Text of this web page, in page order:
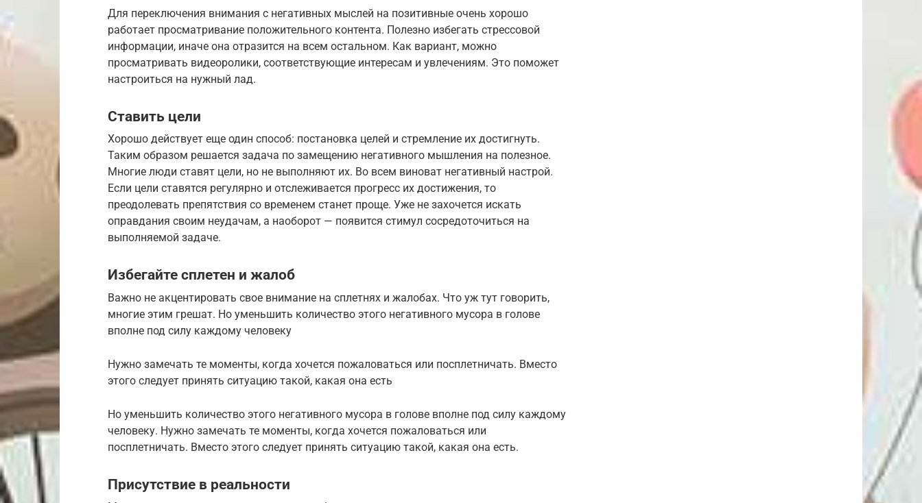
Для переключения внимания с негативных мыслей на позитивные очень хорошо
работает просматривание положительного контента. Полезно избегать стрессовой
информации, иначе она отразится на всем остальном. Как вариант, можно
просматривать видеоролики, соответствующие интересам и увлечениям. Это поможет
настроиться на нужный лад.
​Ставить цели
Хорошо действует еще один способ: постановка целей и стремление их достигнуть.
Таким образом решается задача по замещению негативного мышления на полезное.
Многие люди ставят цели, но не выполняют их. Во всем виноват негативный настрой.
Если цели ставятся регулярно и отслеживается прогресс их достижения, то
преодолевать препятствия со временем станет проще. Уже не захочется искать
оправдания своим неудачам, а наоборот — появится стимул сосредоточиться на
выполняемой задаче.
​Избегайте сплетен и жалоб
Важно не акцентировать свое внимание на сплетнях и жалобах. Что уж тут говорить,
многие этим грешат. Но уменьшить количество этого негативного мусора в голове
вполне под силу каждому человеку
Нужно замечать те моменты, когда хочется пожаловаться или посплетничать. Вместо
этого следует принять ситуацию такой, какая она есть
Но уменьшить количество этого негативного мусора в голове вполне под силу каждому
человеку. Нужно замечать те моменты, когда хочется пожаловаться или
посплетничать. Вместо этого следует принять ситуацию такой, какая она есть.
​Присутствие в реальности